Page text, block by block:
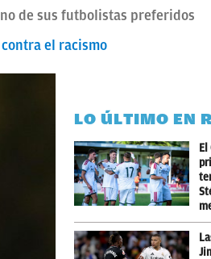
de sus futbolistas preferidos
el racismo
LO ÚLTIMO EN